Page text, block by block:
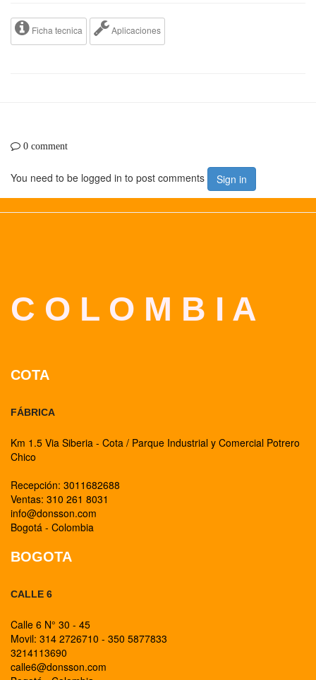
Ficha tecnica Aplicaciones
0 comment
You need to be logged in to post comments Sign in
C O L O M B I A
COTA
FÁBRICA
Km 1.5 Via Siberia - Cota / Parque Industrial y Comercial Potrero
Chico
Recepción: 3011682688
Ventas: 310 261 8031
info@donsson.com
Bogotá - Colombia
BOGOTA
CALLE 6
Calle 6 N° 30 - 45
Movil: 314 2726710 - 350 5877833
3214113690
calle6@donsson.com